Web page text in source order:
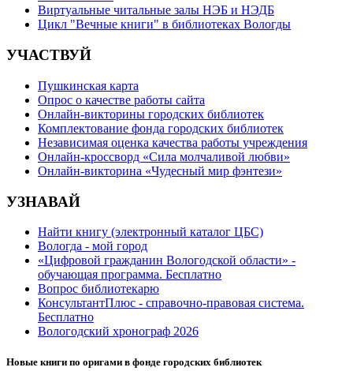
Виртуальные читальные залы НЭБ и НЭДБ
Цикл "Вечные книги" в библиотеках Вологды
УЧАСТВУЙ
Пушкинская карта
Опрос о качестве работы сайта
Онлайн-викторины городских библиотек
Комплектование фонда городских библиотек
Независимая оценка качества работы учреждения
Онлайн-кроссворд «Сила молчаливой любви»
Онлайн-викторина «Чудесный мир фэнтези»
УЗНАВАЙ
Найти книгу (электронный каталог ЦБС)
Вологда - мой город
«Цифровой гражданин Вологодской области» -
обучающая программа. Бесплатно
Вопрос библиотекарю
КонсультантПлюс - справочно-правовая система.
Бесплатно
Вологодский хронограф 2026
Новые книги по оригами в фонде городских библиотек